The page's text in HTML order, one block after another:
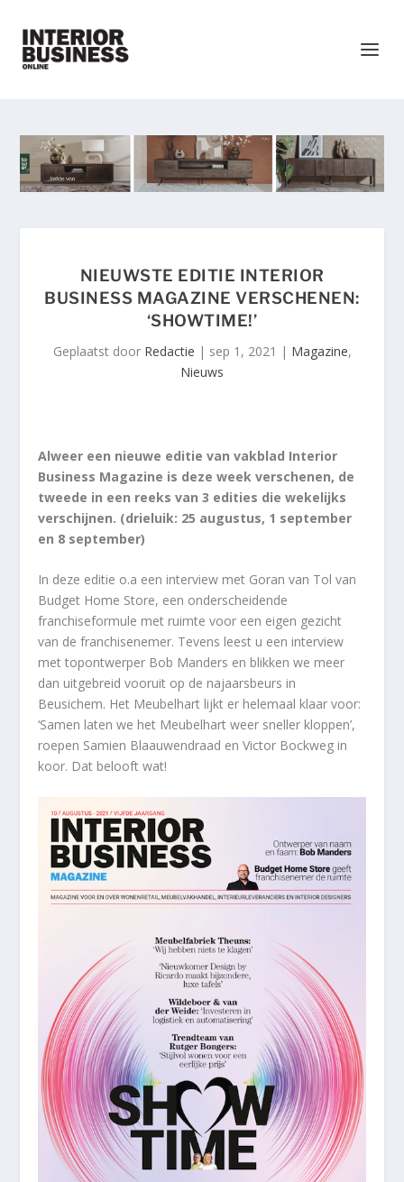
NIEUWSTE EDITIE INTERIOR
BUSINESS MAGAZINE VERSCHENEN:
‘SHOWTIME!’
Geplaatst door Redactie | sep 1, 2021 | Magazine,
Nieuws
Alweer een nieuwe editie van vakblad Interior
Business Magazine is deze week verschenen, de
tweede in een reeks van 3 edities die wekelijks
verschijnen. (drieluik: 25 augustus, 1 september
en 8 september)
In deze editie o.a een interview met Goran van Tol van
Budget Home Store, een onderscheidende
franchiseformule met ruimte voor een eigen gezicht
van de franchisenemer. Tevens leest u een interview
met topontwerper Bob Manders en blikken we meer
dan uitgebreid vooruit op de najaarsbeurs in
Beusichem. Het Meubelhart lijkt er helemaal klaar voor:
‘Samen laten we het Meubelhart weer sneller kloppen’,
roepen Samien Blaauwendraad en Victor Bockweg in
koor. Dat belooft wat!